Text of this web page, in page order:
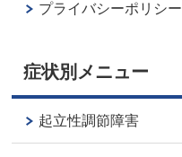
プライバシーポリシー
症状別メニュー
起立性調節障害